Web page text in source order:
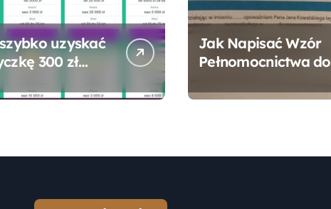
uzyskać
300 zł
Jak Napisać Wzór
Pełnomocnictwa do
Praktyczny